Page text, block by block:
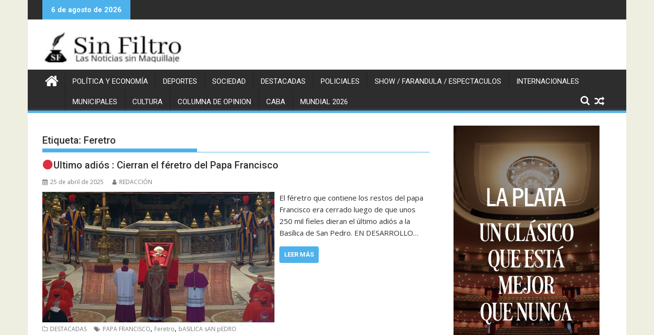
al
6 de agosto de 2026
POLÍTICA Y ECONOMÍA DEPORTES SOCIEDAD DESTACADAS POLICIALES SHOW / FARANDULA / ESPECTACULOS INTERNACIONALES
MUNICIPALES CULTURA COLUMNA DE OPINION CABA MUNDIAL 2026
Etiqueta: Feretro
Ultimo adiós : Cierran el féretro del Papa Francisco
25 de abril de 2025 REDACCIÓN
El féretro que contiene los restos del papa
Francisco era cerrado luego de que unos
250 mil fieles dieran el último adiós a la
Basílica de San Pedro. EN DESARROLLO…
LEER MÁS
DESTACADAS PAPA FRANCISCO, Feretro, bASILICA sAN pEDRO